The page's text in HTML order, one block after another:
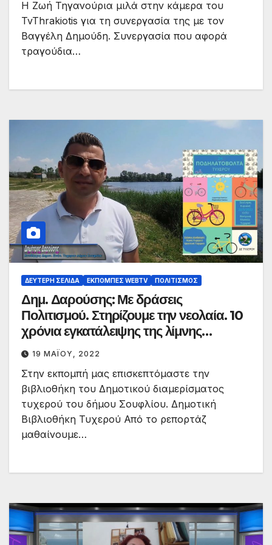
Η Ζωή Τηγανούρια μιλά στην κάμερα του
TvThrakiotis για τη συνεργασία της με τον
Βαγγέλη Δημούδη. Συνεργασία που αφορά
τραγούδια…
ΔΕΎΤΕΡΗ ΣΕΛΊΔΑ ΕΚΠΟΜΠΈΣ WEBTV ΠΟΛΙΤΙΣΜΌΣ
Δημ. Δαρούσης: Με δράσεις
Πολιτισμού. Στηρίζουμε την νεολαία. 10
χρόνια εγκατάλειψης της λίμνης
Τυχερού
19 ΜΑΪ́ΟΥ, 2022
Στην εκπομπή μας επισκεπτόμαστε την
βιβλιοθήκη του Δημοτικού διαμερίσματος
τυχερού του δήμου Σουφλίου. Δημοτική
Βιβλιοθήκη Τυχερού Από το ρεπορτάζ
μαθαίνουμε…